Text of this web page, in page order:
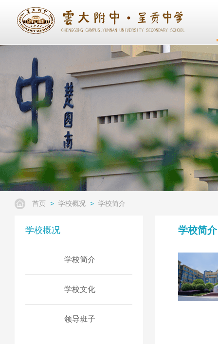
首页 > 学校概况 > 学校简介
学校概况
学校简介
学校文化
领导班子
学校简介